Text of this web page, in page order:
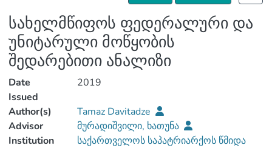
სახელმწიფოს ფედერალური და
უნიტარული მოწყობის
შედარებითი ანალიზი
Date
Issued
2019
Author(s)
Tamaz Davitadze
Advisor
მურადიშვილი, ხათუნა
Institution
საქართველოს საპატრიარქოს წმიდა